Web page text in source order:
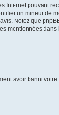
Internet pouvant
un mineur de
Notez que
mentionnées
avoir banni